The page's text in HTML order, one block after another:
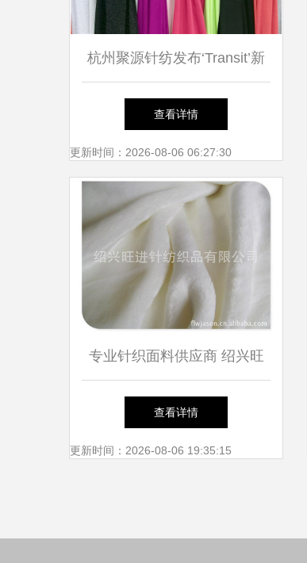
杭州聚源针纺发布‘Transit’新
型面料，引领针纺织品创新浪
潮
查看详情
更新时间：2026-08-06 06:27:30
专业针织面料供应商 绍兴旺
进针纺织品——高端超柔短毛
绒、摇粒绒、珊瑚绒与舒棉绒
查看详情
更新时间：2026-08-06 19:35:15